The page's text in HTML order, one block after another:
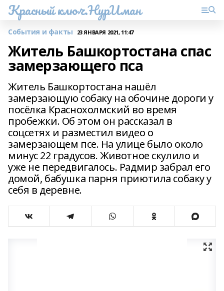
Красный ключ.НурИман
События и факты 23 ЯНВАРЯ 2021, 11:47
Житель Башкортостана спас
замерзающего пса
Житель Башкортостана нашёл
замерзающую собаку на обочине дороги у
посёлка Краснохолмский во время
пробежки. Об этом он рассказал в
соцсетях и разместил видео о
замерзающем псе. На улице было около
минус 22 градусов. Животное скулило и
уже не передвигалось. Радмир забрал его
домой, бабушка парня приютила собаку у
себя в деревне.